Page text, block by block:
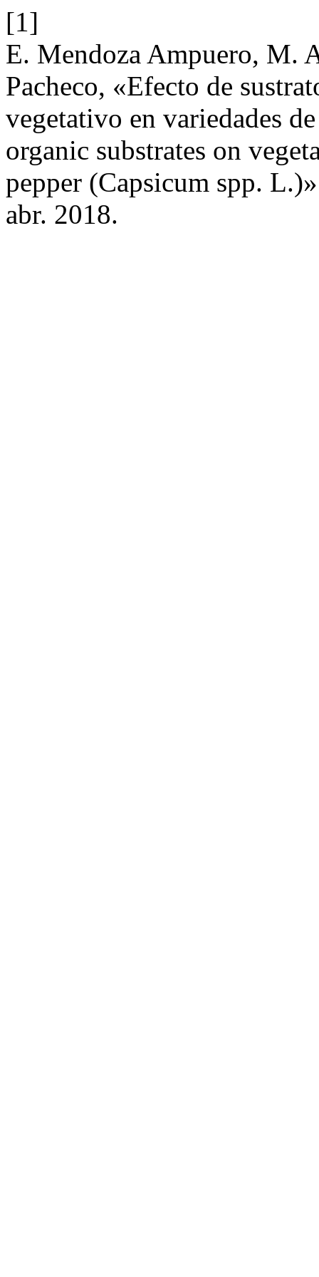
[1]
E. Mendoza Ampuero, M.
Pacheco, «Efecto de
vegetativo en variedades
organic substrates on
pepper (Capsicum spp.
abr. 2018.